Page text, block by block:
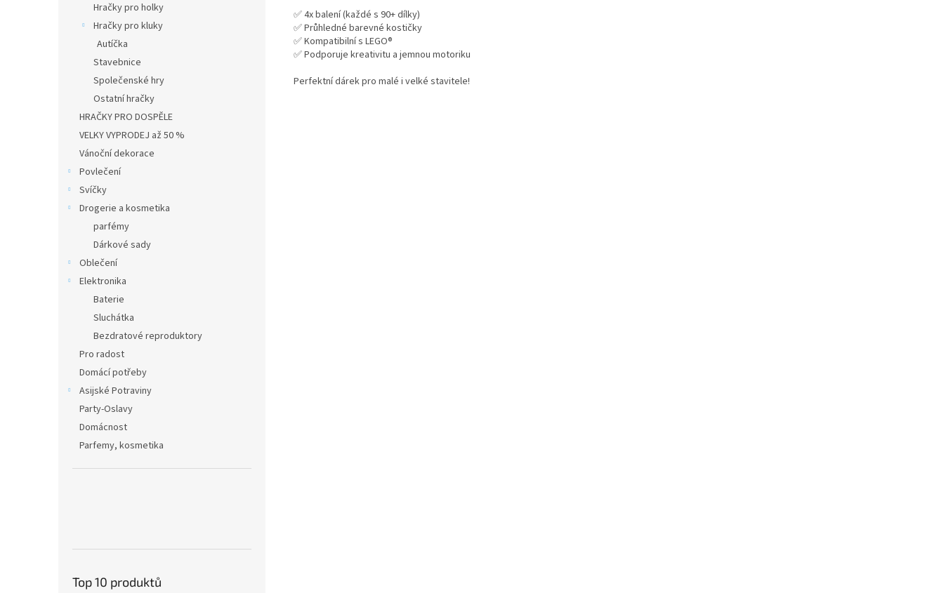
Hračky pro holky
Hračky pro kluky
Autíčka
Stavebnice
Společenské hry
Ostatní hračky
HRAČKY PRO DOSPĚLE
VELKY VYPRODEJ až 50 %
Vánoční dekorace
Povlečení
Svíčky
Drogerie a kosmetika
parfémy
Dárkové sady
Oblečení
Elektronika
Baterie
Sluchátka
Bezdratové reproduktory
Pro radost
Domácí potřeby
Asijské Potraviny
Party-Oslavy
Domácnost
Parfemy, kosmetika
Top 10 produktů
✅ 4x balení (každé s 90+ dílky)
✅ Průhledné barevné kostičky
✅ Kompatibilní s LEGO®
✅ Podporuje kreativitu a jemnou motoriku
Perfektní dárek pro malé i velké stavitele!